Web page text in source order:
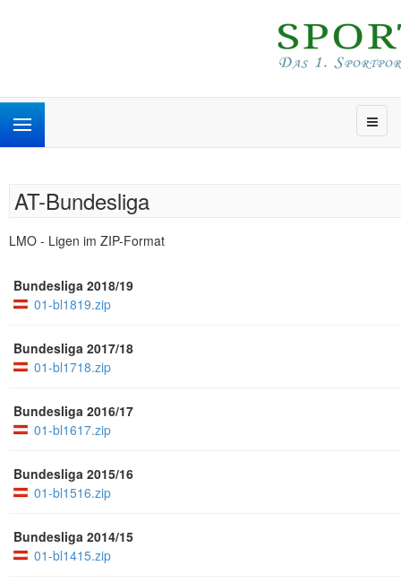
AT-Bundesliga
LMO - Ligen im ZIP-Format
Bundesliga 2018/19
01-bl1819.zip
Bundesliga 2017/18
01-bl1718.zip
Bundesliga 2016/17
01-bl1617.zip
Bundesliga 2015/16
01-bl1516.zip
Bundesliga 2014/15
01-bl1415.zip